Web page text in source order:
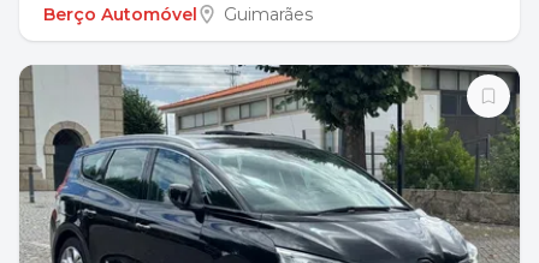
Berço Automóvel
Guimarães